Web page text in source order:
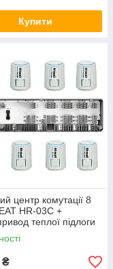
Купити
центр комутації 8
HR-03C +
теплої підлоги
(8 шт)
₴